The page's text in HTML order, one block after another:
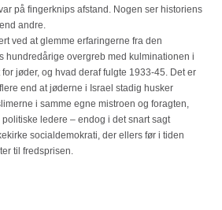
på fingerknips afstand. Nogen ser historiens
andre.
ved at glemme erfaringerne fra den
hundredårige overgreb med kulminationen i
jøder, og hvad deraf fulgte 1933-45. Det er
end at jøderne i Israel stadig husker
i samme egne mistroen og foragten,
ledere – endog i det snart sagt
socialdemokrati, der ellers før i tiden
til fredsprisen.